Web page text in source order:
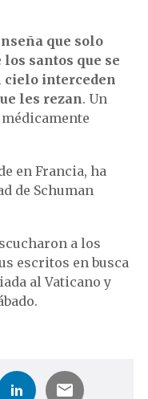
que solo
santos que se
cielo interceden
les rezan. Un
en Francia, ha
de Schuman
a los
escritos en busca
al Vaticano y